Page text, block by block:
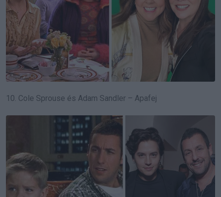
10. Cole Sprouse és Adam Sandler – Apafej